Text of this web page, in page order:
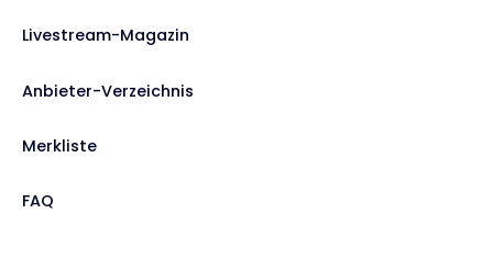
Livestream-Magazin
Anbieter-Verzeichnis
Merkliste
FAQ